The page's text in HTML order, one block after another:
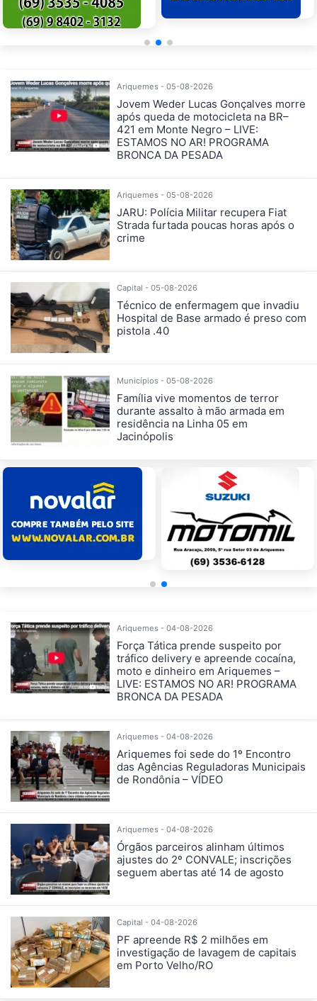
Ariquemes - 05-08-2026
Jovem Weder Lucas Gonçalves morre
após queda de motocicleta na BR–
421 em Monte Negro – LIVE:
ESTAMOS NO AR! PROGRAMA
BRONCA DA PESADA
Ariquemes - 05-08-2026
JARU: Polícia Militar recupera Fiat
Strada furtada poucas horas após o
crime
Capital - 05-08-2026
Técnico de enfermagem que invadiu
Hospital de Base armado é preso com
pistola .40
Municípios - 05-08-2026
Família vive momentos de terror
durante assalto à mão armada em
residência na Linha 05 em
Jacinópolis
Ariquemes - 04-08-2026
Força Tática prende suspeito por
tráfico delivery e apreende cocaína,
moto e dinheiro em Ariquemes –
LIVE: ESTAMOS NO AR! PROGRAMA
BRONCA DA PESADA
Ariquemes - 04-08-2026
Ariquemes foi sede do 1º Encontro
das Agências Reguladoras Municipais
de Rondônia – VÍDEO
Ariquemes - 04-08-2026
Órgãos parceiros alinham últimos
ajustes do 2º CONVALE; inscrições
seguem abertas até 14 de agosto
Capital - 04-08-2026
PF apreende R$ 2 milhões em
investigação de lavagem de capitais
em Porto Velho/RO